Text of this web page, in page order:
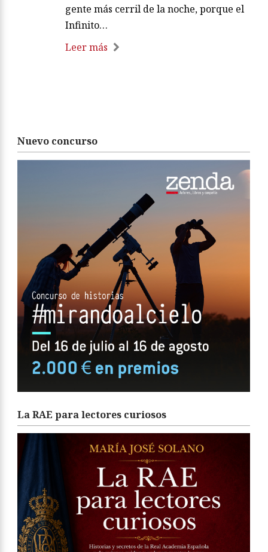
gente más cerril de la noche, porque el
Infinito…
Leer más
Nuevo concurso
La RAE para lectores curiosos